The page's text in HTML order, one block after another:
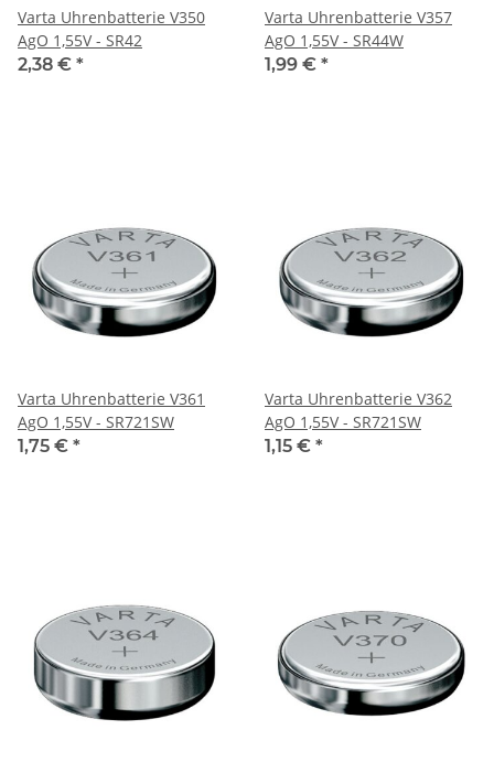
Varta Uhrenbatterie V350
AgO 1,55V - SR42
2,38 € *
Varta Uhrenbatterie V357
AgO 1,55V - SR44W
1,99 € *
Varta Uhrenbatterie V361
AgO 1,55V - SR721SW
1,75 € *
Varta Uhrenbatterie V362
AgO 1,55V - SR721SW
1,15 € *